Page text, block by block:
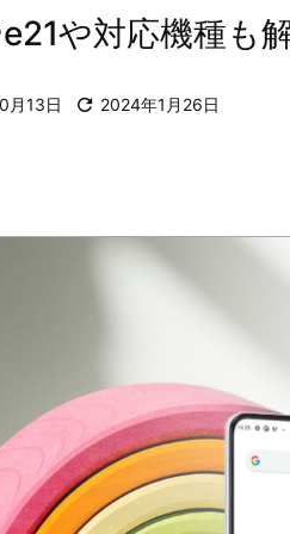
や対応機種も
月13日  2024年1月26日